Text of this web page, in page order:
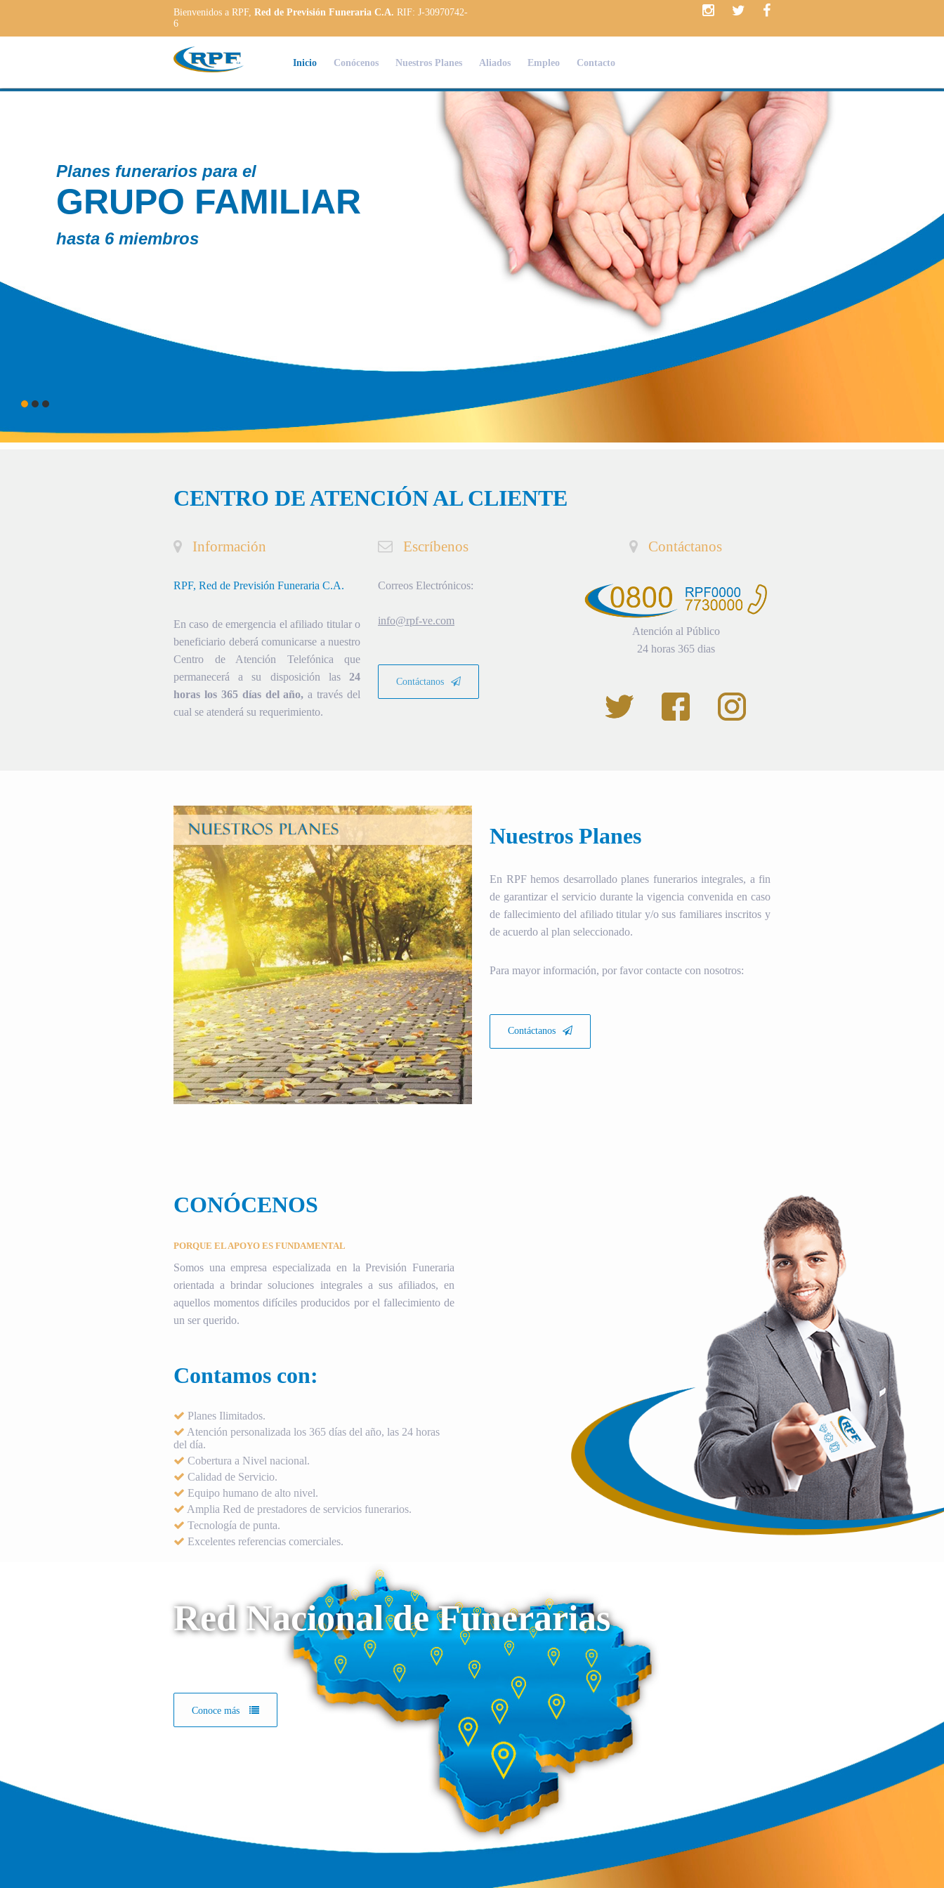
Bienvenidos a RPF, Red de Previsión Funeraria C.A. RIF: J-30970742-
6
Inicio Conócenos Nuestros Planes Aliados Empleo Contacto
Contamos con
PLANES
a las necesidades de
CENTRO DE ATENCIÓN AL CLIENTE
Información
RPF, Red de Previsión Funeraria C.A.
En caso de emergencia el afiliado titular o
beneficiario deberá comunicarse a nuestro
Centro de Atención Telefónica que
permanecerá a su disposición las 24
horas los 365 días del año, a través del
cual se atenderá su requerimiento.
Escríbenos
Correos Electrónicos:
info@rpf-ve.com
Contáctanos
Contáctanos
Atención al Público
24 horas 365 dias
Nuestros Planes
En RPF hemos desarrollado planes funerarios integrales, a fin
de garantizar el servicio durante la vigencia convenida en caso
de fallecimiento del afiliado titular y/o sus familiares inscritos y
de acuerdo al plan seleccionado.
Para mayor información, por favor contacte con nosotros:
Contáctanos
CONÓCENOS
PORQUE EL APOYO ES FUNDAMENTAL
Somos una empresa especializada en la Previsión Funeraria
orientada a brindar soluciones integrales a sus afiliados, en
aquellos momentos difíciles producidos por el fallecimiento de
un ser querido.
Contamos con:
Planes Ilimitados.
Atención personalizada los 365 días del año, las 24 horas
del día.
Cobertura a Nivel nacional.
Calidad de Servicio.
Equipo humano de alto nivel.
Amplia Red de prestadores de servicios funerarios.
Tecnología de punta.
Excelentes referencias comerciales.
Red Nacional de Funerarias
Conoce más